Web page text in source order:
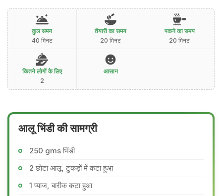
कुल समय
40 मिनट
तैयारी का समय
20 मिनट
पकने का समय
20 मिनट
कितने लोगों के लिए
2
आसान
आलू भिंडी की सामग्री
250 gms भिंडी
2 छोटा आलू, टुकड़ों में कटा हुआ
1 प्याज, बारीक कटा हुआ